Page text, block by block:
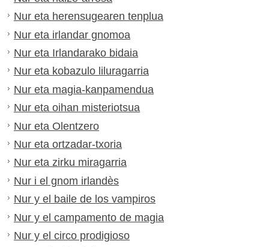
Nur eta herensugearen tenplua
Nur eta irlandar gnomoa
Nur eta Irlandarako bidaia
Nur eta kobazulo liluragarria
Nur eta magia-kanpamendua
Nur eta oihan misteriotsua
Nur eta Olentzero
Nur eta ortzadar-txoria
Nur eta zirku miragarria
Nur i el gnom irlandès
Nur y el baile de los vampiros
Nur y el campamento de magia
Nur y el circo prodigioso